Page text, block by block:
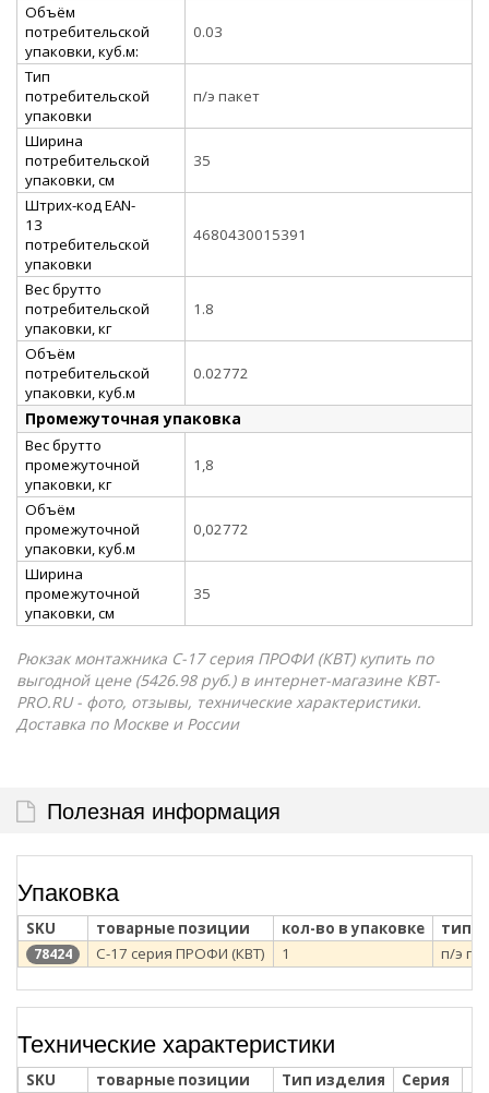
Объём
потребительской
упаковки, куб.м:
0.03
Тип
потребительской
упаковки
п/э пакет
Ширина
потребительской
упаковки, см
35
Штрих-код EAN-
13
потребительской
упаковки
4680430015391
Вес брутто
потребительской
упаковки, кг
1.8
Объём
потребительской
упаковки, куб.м
0.02772
Промежуточная упаковка
Вес брутто
промежуточной
упаковки, кг
1,8
Объём
промежуточной
упаковки, куб.м
0,02772
Ширина
промежуточной
упаковки, см
35
Рюкзак монтажника С-17 серия ПРОФИ (КВТ) купить по
выгодной цене (5426.98 руб.) в интернет-магазине КВТ-
PRO.RU - фото, отзывы, технические характеристики.
Доставка по Москве и России
Полезная информация
Упаковка
SKU товарные позиции кол-во в упаковке тип
78424 С-17 серия ПРОФИ (КВТ) 1 п/э
Технические характеристики
SKU товарные позиции Тип изделия Серия